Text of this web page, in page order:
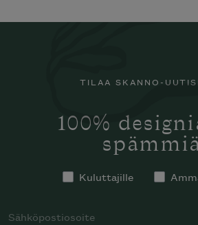
TILAA SKANNO-
100%
Kuluttajille